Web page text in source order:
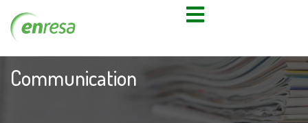
Communication